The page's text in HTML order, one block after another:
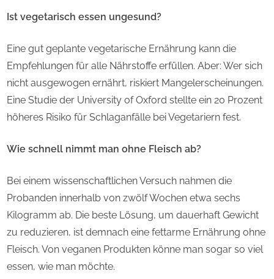
Ist vegetarisch essen ungesund?
Eine gut geplante vegetarische Ernährung kann die
Empfehlungen für alle Nährstoffe erfüllen. Aber: Wer sich
nicht ausgewogen ernährt, riskiert Mangelerscheinungen.
Eine Studie der University of Oxford stellte ein 20 Prozent
höheres Risiko für Schlaganfälle bei Vegetariern fest.
Wie schnell nimmt man ohne Fleisch ab?
Bei einem wissenschaftlichen Versuch nahmen die
Probanden innerhalb von zwölf Wochen etwa sechs
Kilogramm ab. Die beste Lösung, um dauerhaft Gewicht
zu reduzieren, ist demnach eine fettarme Ernährung ohne
Fleisch. Von veganen Produkten könne man sogar so viel
essen, wie man möchte.